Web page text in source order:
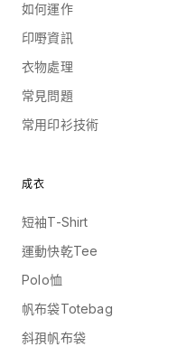
如何運作
印嘢資訊
衣物處理
常見問題
常用印衫技術
成衣
短袖T-Shirt
運動快乾Tee
Polo恤
帆布袋Totebag
斜孭帆布袋